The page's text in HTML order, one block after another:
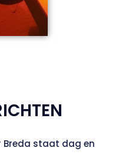
Breda staat dag en